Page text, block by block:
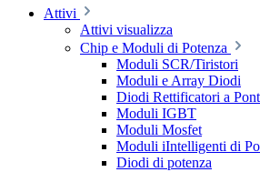
Attivi
Attivi visualizza
Chip e Moduli di Potenza
Moduli SCR/Tiristori
Moduli e Array Diodi
Diodi Rettificatori a
Moduli IGBT
Moduli Mosfet
Moduli iIntelligenti di
Diodi di potenza